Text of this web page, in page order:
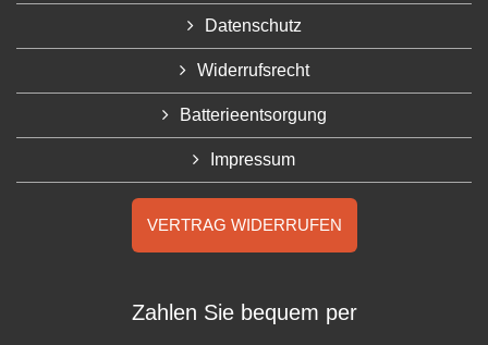
Datenschutz
Widerrufsrecht
Batterieentsorgung
Impressum
VERTRAG WIDERRUFEN
Zahlen Sie bequem per